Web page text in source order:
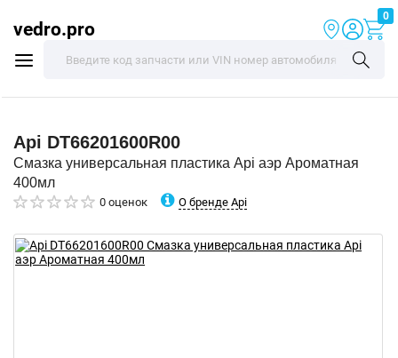
vedro.pro
0
Api DT66201600R00
Смазка универсальная пластика Api аэр Ароматная
400мл
0 оценок О бренде Api